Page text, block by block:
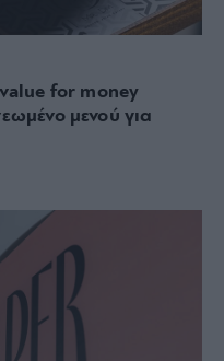
for money
μενού για